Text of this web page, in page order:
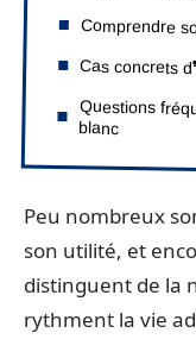
Comprendre
Cas concrets
Questions
blanc
Peu nombreux
son utilité, et
distinguent de la
rythment la vie